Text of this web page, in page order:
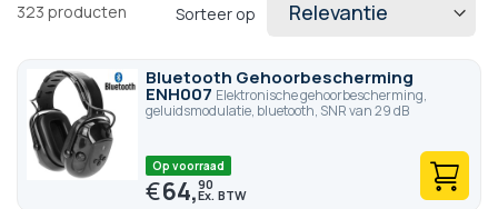
323 producten Sorteer op
Bluetooth Gehoorbescherming
ENH007 Elektronische gehoorbescherming,
geluidsmodulatie, bluetooth, SNR van 29 dB
Op voorraad
€64,90